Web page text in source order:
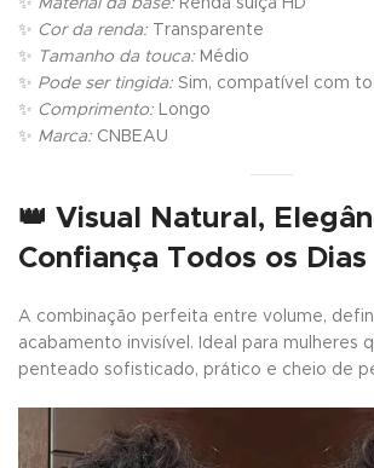
✨ Material da base: Renda suíça HD
✨ Cor da renda: Transparente
✨ Tamanho da touca: Médio
✨ Pode ser tingida: Sim, compatível com
✨ Comprimento: Longo
✨ Marca: CNBEAU
👑 Visual Natural,
Confiança Todos os Dias
A combinação perfeita entre volume,
acabamento invisível. Ideal para mulheres
penteado sofisticado, prático e cheio de